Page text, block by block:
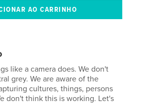
like a camera does. We don't
grey. We are aware of the
cultures, things, persons
don't think this is working. Let's